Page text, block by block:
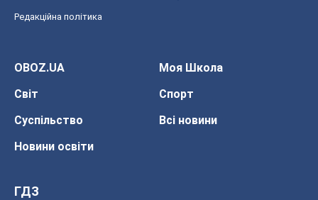
Редакційна політика
OBOZ.UA
Моя Школа
Світ
Спорт
Суспільство
Всі новини
Новини освіти
ГДЗ